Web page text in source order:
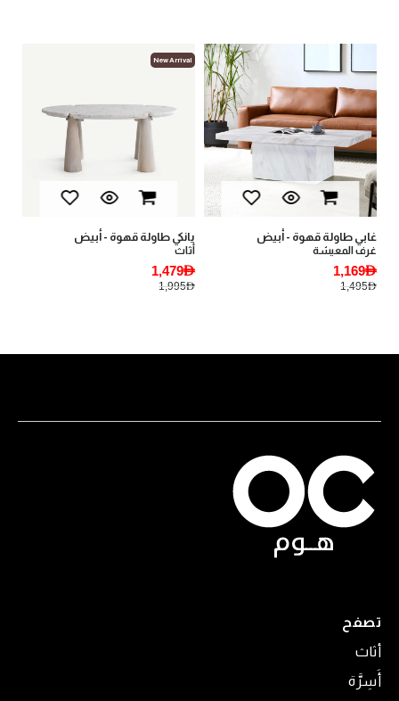
غابي طاولة قهوة - أبيض
غرف المعيشة
1,169AED
1,495AED
New Arrival
يانكي طاولة قهوة - أبيض
أثاث
1,479AED
1,995AED
تصفح
أثاث
أَسِرَّة